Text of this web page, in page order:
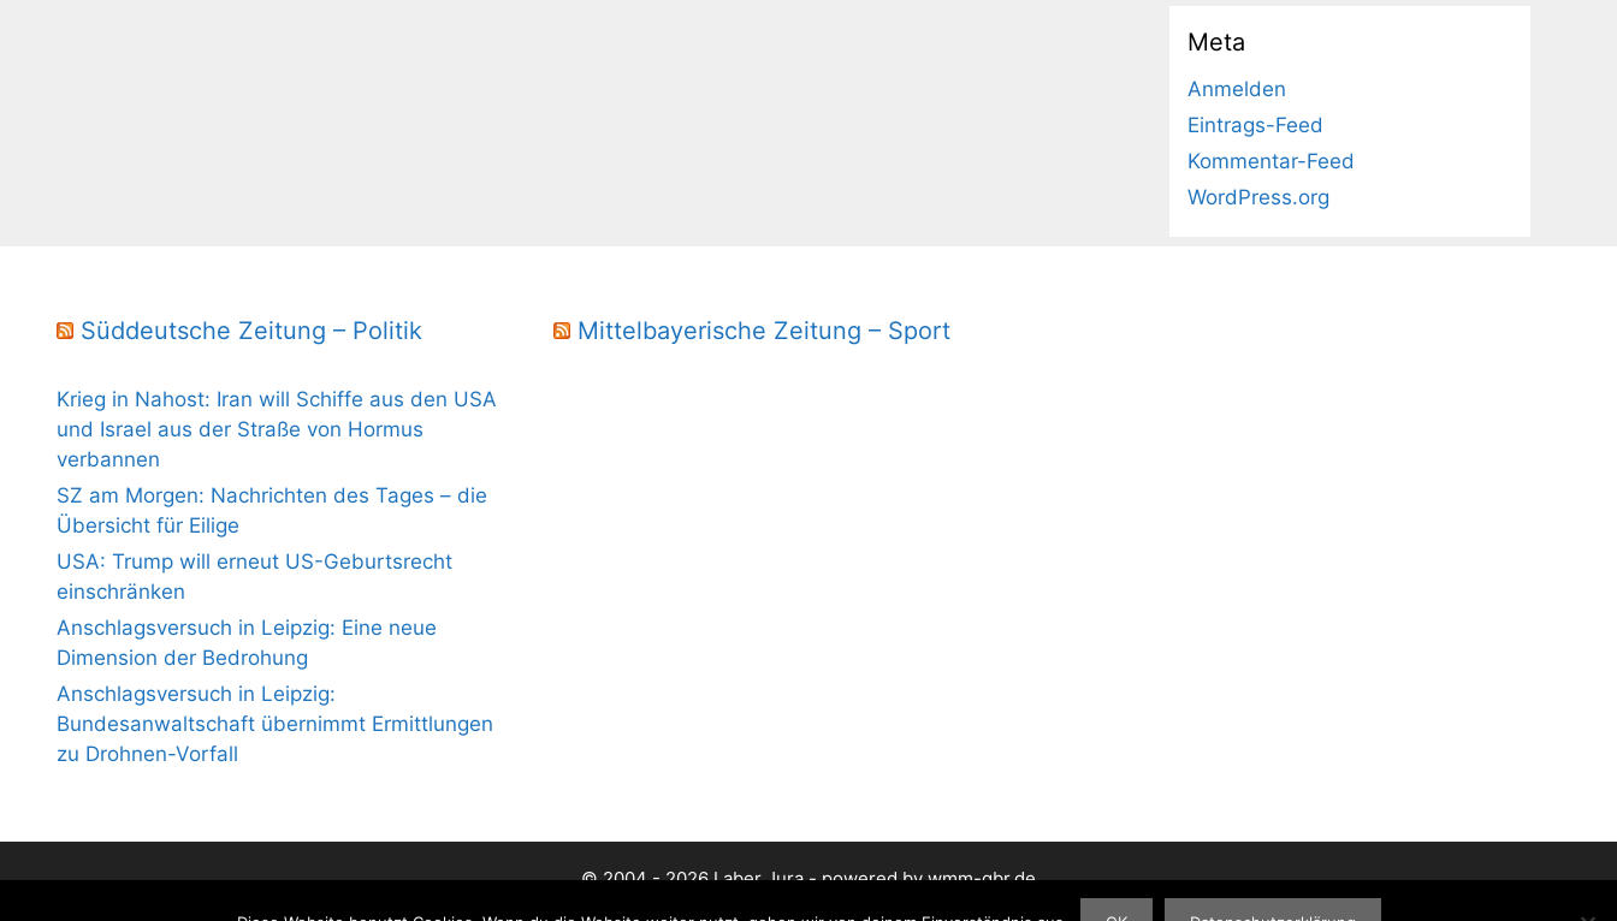
Meta
Anmelden
Eintrags-Feed
Kommentar-Feed
WordPress.org
Süddeutsche Zeitung – Politik
Krieg in Nahost: Iran will Schiffe aus den USA
und Israel aus der Straße von Hormus
verbannen
SZ am Morgen: Nachrichten des Tages – die
Übersicht für Eilige
USA: Trump will erneut US-Geburtsrecht
einschränken
Anschlagsversuch in Leipzig: Eine neue
Dimension der Bedrohung
Anschlagsversuch in Leipzig:
Bundesanwaltschaft übernimmt Ermittlungen
zu Drohnen-Vorfall
Mittelbayerische Zeitung – Sport
© 2004 - 2026 Laber Jura - powered by wmm-gbr.de